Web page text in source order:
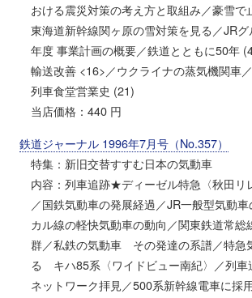
おける震災対策の考え方と取組み／豪雪
東海道新幹線関ヶ原の雪対策を見る／JR
年度 事業計画の概要／鉄道とともに50年
輸送改善 <16>／ウクライナの蒸気機関車
列車食堂営業史 (21)
当店価格：440 円
鉄道ジャーナル 1996年7月号（No.357）
特集：新旧交替すすむ日本の気動車
内容：列車追跡★ディーゼル特急〈秋田
／国鉄気動車の発展経過／JR一般型気動
カル線の軽快気動車の動向／関東鉄道常総
群／私鉄の気動車 その発達の系譜／特急
る キハ85系〈ワイドビュー南紀〉／列
ネットワーク拝見／500系新幹線電車に採